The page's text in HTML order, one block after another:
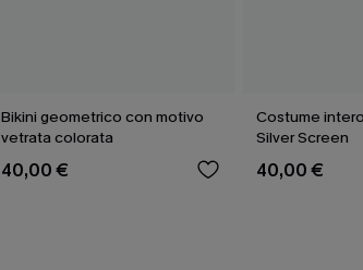
Bikini geometrico con motivo
vetrata colorata
40,00 €
Costume
Silver Screen
40,00 €